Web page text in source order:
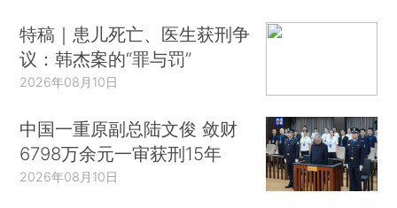
特稿｜患儿死亡、医生获刑争
议：韩杰案的“罪与罚”
2026年08月10日
中国一重原副总陆文俊 敛财
6798万余元一审获刑15年
2026年08月10日